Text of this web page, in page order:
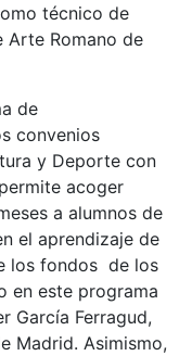
técnico de
Arte Romano de
de
convenios
y Deporte con
acoger
a alumnos de
el aprendizaje de
los fondos de los
en este programa
García Ferragud,
Madrid. Asimismo,